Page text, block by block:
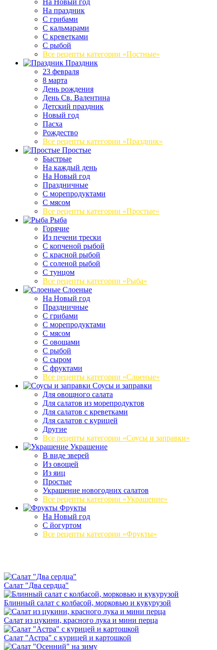
На праздник
С грибами
С кальмарами
С креветками
С рыбой
Все рецепты категории «Постные»
Праздник
23 февраля
8 марта
День рождения
День Св. Валентина
Детский праздник
Новый год
Пасха
Рождество
Все рецепты категории «Праздник»
Простые
Быстрые
На каждый день
На Новый год
Праздничные
С морепродуктами
С мясом
Все рецепты категории «Простые»
Рыба
Горячие
Из печени трески
С копченой рыбой
С красной рыбой
С соленой рыбой
С тунцом
Все рецепты категории «Рыба»
Слоеные
На Новый год
Праздничные
С грибами
С морепродуктами
С мясом
С овощами
С рыбой
С сыром
С фруктами
Все рецепты категории «Слоеные»
Соусы и заправки
Для овощного салата
Для салатов из морепродуктов
Для салатов с креветками
Для салатов с курицей
Другие
Все рецепты категории «Соусы и заправки»
Украшение
В виде зверей
Из овощей
Из яиц
Простые
Украшение новогодних салатов
Все рецепты категории «Украшение»
Фрукты
На Новый год
С йогуртом
Все рецепты категории «Фрукты»
Салат "Два сердца"
Блинный салат с колбасой, морковью и кукурузой
Салат из цукини, красного лука и мини перца
Салат "Астра" с курицей и картошкой